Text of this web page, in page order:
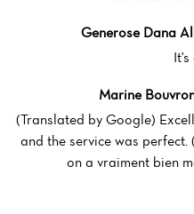
Generose Dana
Marine
(Translated by Google)
and the service was perfect. (Original) Excellent restaurant,
on a vraiment bien